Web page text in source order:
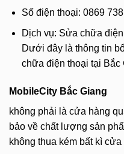
Số điện thoại: 0869
Dịch vụ: Sửa chữa
Dưới đây là thông tin
chữa điện thoại tại Bắc
MobileCity Bắc Giang
không phải là cửa hàng
bảo về chất lượng sản
không thua kém bất kì